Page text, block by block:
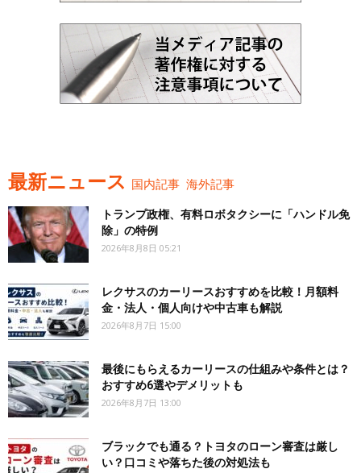
最新ニュース 国内記事 海外記事
トランプ政権、有料ロボタクシーに「ハンドル免
除」の特例
2026年8月8日 05:21
レクサスのカーリースおすすめを比較！月額料
金・法人・個人向けや中古車も解説
2026年8月7日 15:00
最後にもらえるカーリースの仕組みや条件とは？
おすすめ6選やデメリットも
2026年8月7日 13:00
ブラックでも通る？トヨタのローン審査は厳し
い？口コミや落ちた後の対処法も